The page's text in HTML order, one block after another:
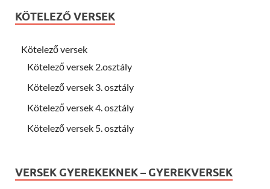
KÖTELEZŐ VERSEK
Kötelező versek
Kötelező versek 2.osztály
Kötelező versek 3. osztály
Kötelező versek 4. osztály
Kötelező versek 5. osztály
VERSEK GYEREKEKNEK – GYEREKVERSEK